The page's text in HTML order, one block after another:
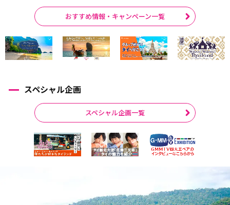
おすすめ情報・キャンペーン一覧
スペシャル企画
スペシャル企画一覧